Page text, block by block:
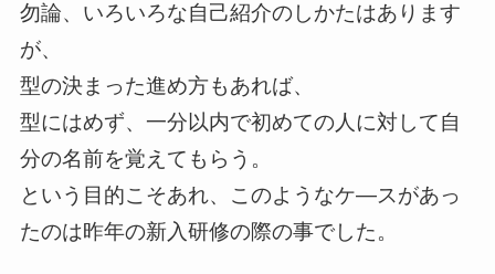
勿論、いろいろな自己紹介のしかたはあります
が、
型の決まった進め方もあれば、
型にはめず、一分以内で初めての人に対して自
分の名前を覚えてもらう。
という目的こそあれ、このようなケ―スがあっ
たのは昨年の新入研修の際の事でした。